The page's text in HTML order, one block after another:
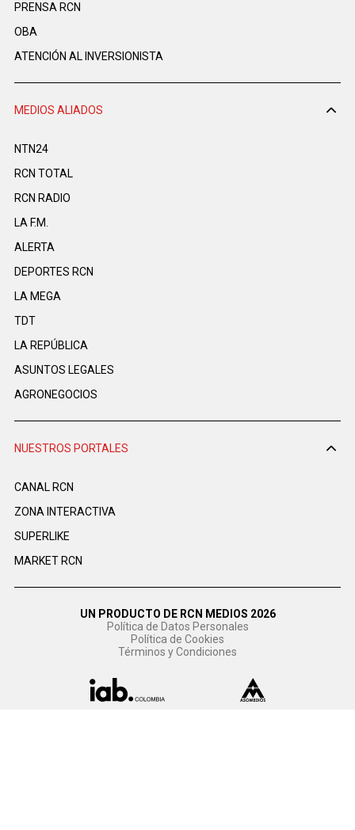
PRENSA RCN
OBA
ATENCIÓN AL INVERSIONISTA
MEDIOS ALIADOS
NTN24
RCN TOTAL
RCN RADIO
LA F.M.
ALERTA
DEPORTES RCN
LA MEGA
TDT
LA REPÚBLICA
ASUNTOS LEGALES
AGRONEGOCIOS
NUESTROS PORTALES
CANAL RCN
ZONA INTERACTIVA
SUPERLIKE
MARKET RCN
UN PRODUCTO DE RCN MEDIOS 2026
Política de Datos Personales
Política de Cookies
Términos y Condiciones